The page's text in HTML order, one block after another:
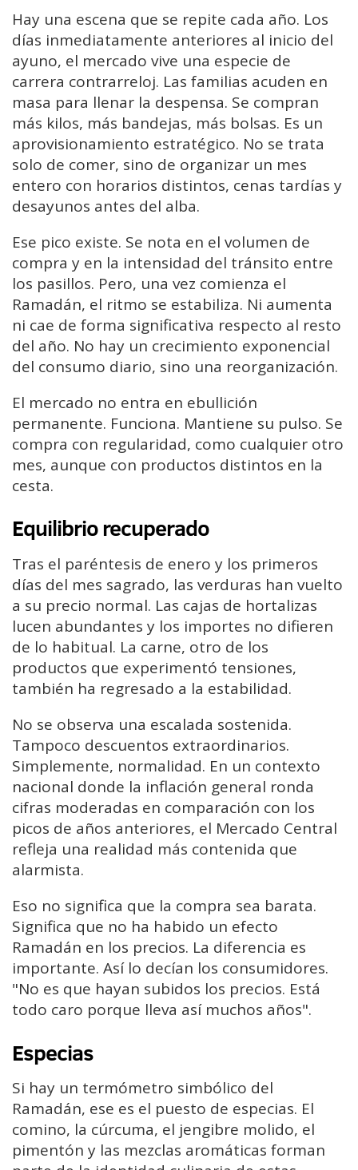
Hay una escena que se repite cada año. Los
días inmediatamente anteriores al inicio del
ayuno, el mercado vive una especie de
carrera contrarreloj. Las familias acuden en
masa para llenar la despensa. Se compran
más kilos, más bandejas, más bolsas. Es un
aprovisionamiento estratégico. No se trata
solo de comer, sino de organizar un mes
entero con horarios distintos, cenas tardías y
desayunos antes del alba.
Ese pico existe. Se nota en el volumen de
compra y en la intensidad del tránsito entre
los pasillos. Pero, una vez comienza el
Ramadán, el ritmo se estabiliza. Ni aumenta
ni cae de forma significativa respecto al resto
del año. No hay un crecimiento exponencial
del consumo diario, sino una reorganización.
El mercado no entra en ebullición
permanente. Funciona. Mantiene su pulso. Se
compra con regularidad, como cualquier otro
mes, aunque con productos distintos en la
cesta.
Equilibrio recuperado
Tras el paréntesis de enero y los primeros
días del mes sagrado, las verduras han vuelto
a su precio normal. Las cajas de hortalizas
lucen abundantes y los importes no difieren
de lo habitual. La carne, otro de los
productos que experimentó tensiones,
también ha regresado a la estabilidad.
No se observa una escalada sostenida.
Tampoco descuentos extraordinarios.
Simplemente, normalidad. En un contexto
nacional donde la inflación general ronda
cifras moderadas en comparación con los
picos de años anteriores, el Mercado Central
refleja una realidad más contenida que
alarmista.
Eso no significa que la compra sea barata.
Significa que no ha habido un efecto
Ramadán en los precios. La diferencia es
importante. Así lo decían los consumidores.
"No es que hayan subidos los precios. Está
todo caro porque lleva así muchos años".
Especias
Si hay un termómetro simbólico del
Ramadán, ese es el puesto de especias. El
comino, la cúrcuma, el jengibre molido, el
pimentón y las mezclas aromáticas forman